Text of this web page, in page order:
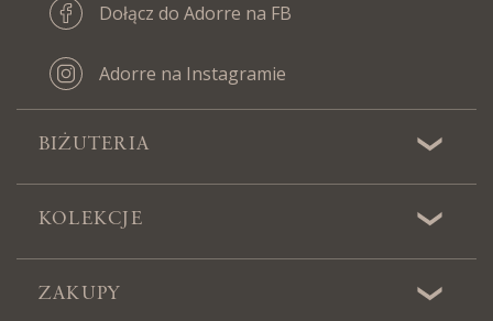
Dołącz do Adorre na FB
Adorre na Instagramie
BIŻUTERIA
KOLEKCJE
ZAKUPY